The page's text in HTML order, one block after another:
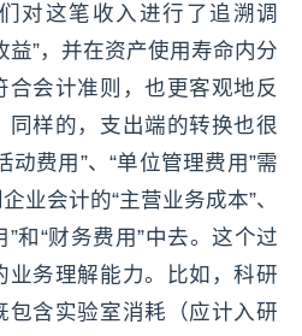
对这笔收入进行了追溯调
益”，并在资产使用寿命内分
会计准则，也更客观地反
同样的，支出端的转换也很
动费用”、“单位管理费用”需
业会计的“主营业务成本”、
”和“财务费用”中去。这个过
业务理解能力。比如，科研
包含实验室消耗（应计入研